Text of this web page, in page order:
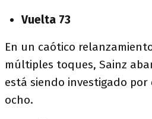
Vuelta 73
En un caótico
múltiples toques, Sainz
está siendo investigado
ocho.